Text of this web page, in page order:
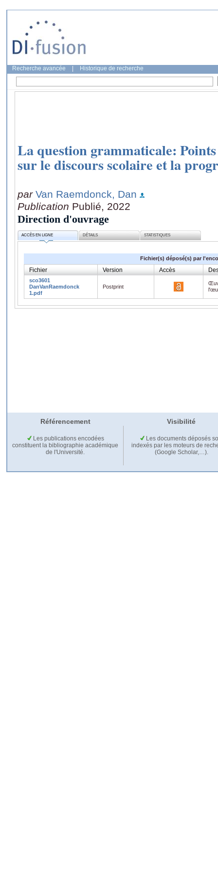
Recherche avancée Historique de recherche
La question grammaticale:
sur le discours scolaire et la
par Van Raemdonck, Dan
Publication Publié, 2022
Direction d'ouvrage
ACCÈS EN LIGNE DÉTAILS STATISTIQUES
Fichier(s) déposé(s) par
Fichier Version Accès
sco3601
DanVanRaemdonck
1.pdf
Postprint
Référencement Visibilité
Les publications encodées
constituent la bibliographie académique
de l'Université.
Les documents déposés
indexés par les moteurs de
(Google Scholar,…).